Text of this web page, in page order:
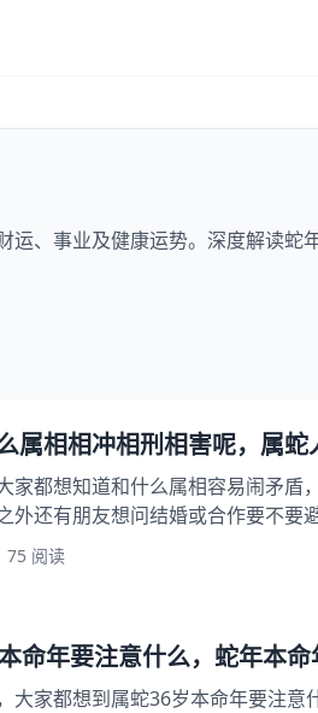
运、事业及健康运势。深度解读蛇
属相相冲相刑相害呢，属蛇
家都想知道和什么属相容易闹矛盾
外还有朋友想问结婚或合作要不要
思？其实这些问题都和生肖之间的
合，阅读完你就明白怎么回事了。
75 阅读
命年要注意什么，蛇年本
大家都想到属蛇36岁本命年要注意